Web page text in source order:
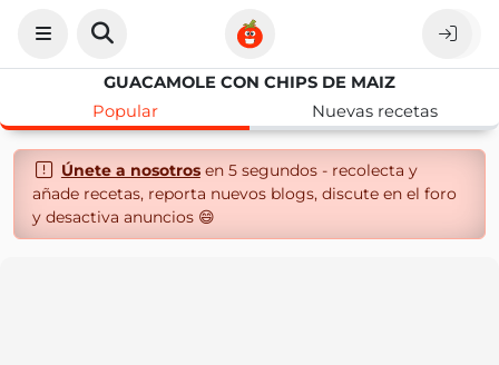
GUACAMOLE CON CHIPS DE MAIZ
Popular
Nuevas recetas
Únete a nosotrosen 5 segundos - recolecta y
añade recetas, reporta nuevos blogs, discute en el foro
y desactiva anuncios 😄